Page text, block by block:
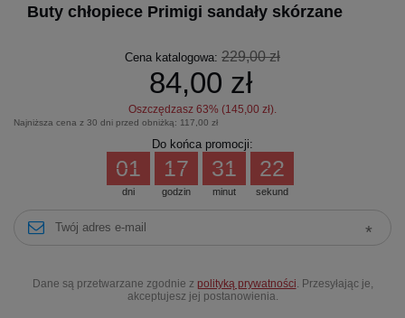
Buty chłopiece Primigi sandały skórzane
Cena katalogowa: 229,00 zł
84,00 zł
Oszczędzasz 63% (145,00 zł).
Najniższa cena z 30 dni przed obniżką: 117,00 zł
Do końca promocji:
dni
01
godzin
17
minut
31
sekund
21
Dane są przetwarzane zgodnie z polityką prywatności . Przesyłając je,
akceptujesz jej postanowienia.